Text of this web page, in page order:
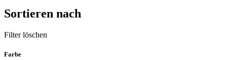
Sortieren nach
Filter löschen
Farbe